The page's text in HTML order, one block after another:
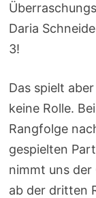
Daria
3!
Das spielt
keine Rolle.
Rangfolge
gespielten
nimmt uns
ab der dritten